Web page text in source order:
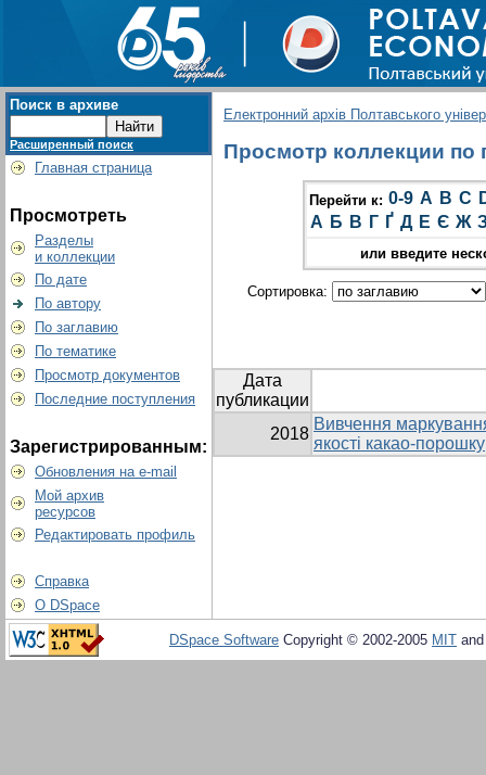
Поиск в архиве
Расширенный поиск
Главная страница
Просмотреть
Разделы
и коллекции
По дате
По автору
По заглавию
По тематике
Просмотр документов
Последние поступления
Зарегистрированным:
Обновления на e-mail
Мой архив
ресурсов
Редактировать профиль
Справка
О DSpace
Електронний архів Полтавського
Просмотр коллекции по
Перейти к: 0-9 A B C
А Б В Г Ґ Д Е Є Ж
или введите
Сортировка:
Дата
публикации
2018
Вивчення
якості какао-порошку
DSpace Software Copyright © 2002-2005 MIT